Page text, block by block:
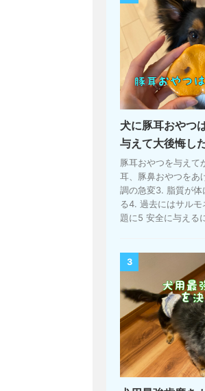
犬に豚耳おやつ
与えて大後悔し
豚耳おやつを与えて
耳、豚鼻おやつをあ
調の急変3. 脂質が体
る4. 過去にはサル
題に5 安全に与える
3